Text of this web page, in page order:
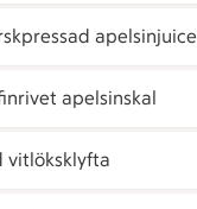
apelsinjuice
apelsinskal
vitlöksklyfta